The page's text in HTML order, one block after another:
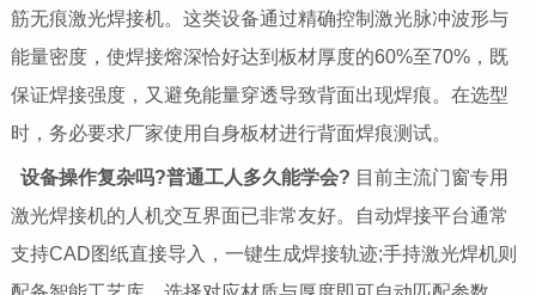
筋无痕激光焊接机。这类设备通过精确控制激光脉冲波形与
能量密度，使焊接熔深恰好达到板材厚度的60%至70%，既
保证焊接强度，又避免能量穿透导致背面出现焊痕。在选型
时，务必要求厂家使用自身板材进行背面焊痕测试。
设备操作复杂吗?普通工人多久能学会? 目前主流门窗专用
激光焊接机的人机交互界面已非常友好。自动焊接平台通常
支持CAD图纸直接导入，一键生成焊接轨迹;手持激光焊机则